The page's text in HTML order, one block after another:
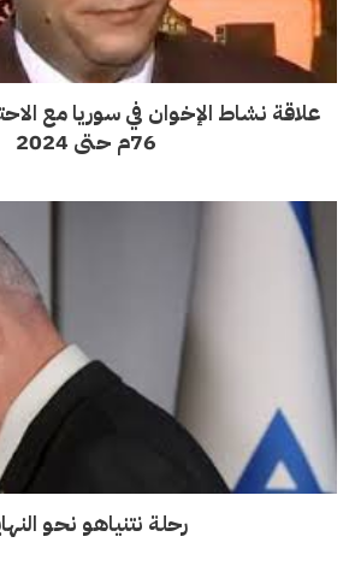
علاقة نشاط الإخوان في سوريا مع
76م حتى 2024
رحلة نتنياهو نحو